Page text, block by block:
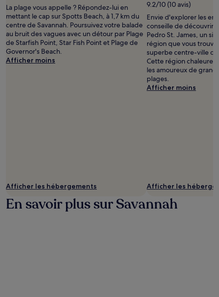
prise
par
Tarina
Nicholas
La plage vous appelle ? Répondez-lui en
mettant le cap sur Spotts Beach, à 1,7 km du
centre de Savannah. Poursuivez votre balade
au bruit des vagues avec un détour par Plage
de Starfish Point, Star Fish Point et Plage de
Governor's Beach.
Afficher moins
Afficher les hébergements
9.2/10 (10 avis)
Envie d'explorer les
conseille de découvrir
Pedro St. James, un
région que vous
superbe centre-ville
Cette région
les amoureux de
plages.
Afficher moins
Afficher les
En savoir plus sur Savannah